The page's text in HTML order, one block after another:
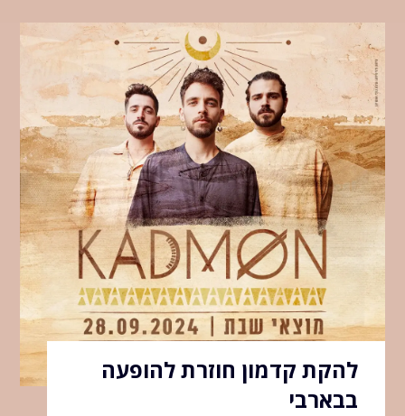
להקת קדמון חוזרת להופעה
בבארבי